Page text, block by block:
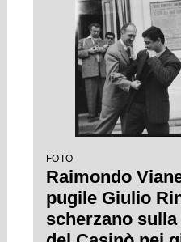
FOTO
Raimondo
pugile Giulio
scherzano